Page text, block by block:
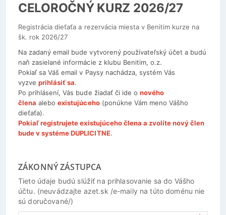
CELOROČNÝ KURZ 2026/27
Registrácia dieťaťa a rezervácia miesta v Benitim kurze na
šk. rok 2026/27
Na zadaný email bude vytvorený používateľský účet a budú
naň zasielané informácie z klubu Benitim, o.z.
Pokiaľ sa Váš email v Paysy nachádza, systém Vás
vyzveprihlásiť sa.
Po prihlásení, Vás bude žiadať či ide o nového
člena aleboexistujúceho(ponúkne Vám meno Vášho
dieťaťa).
Pokiaľ registrujete existujúceho člena a zvolíte nový člen
bude v systéme DUPLICITNE.
ZÁKONNÝ ZÁSTUPCA
Tieto údaje budú slúžiť na prihlasovanie sa do Vášho
účtu. (neuvádzajte azet.sk /e-maily na túto doménu nie
sú doručované/)